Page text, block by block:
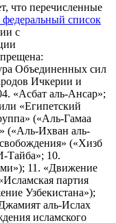
что перечисленные
список
с
Объединенных сил
Ичкерии и
«Асбат аль-Ансар»;
«Египетский
(«Аль-Гамаа
(«Аль-Ихван аль-
(«Хизб
Тайба»; 10.
11. «Движение
партия
Узбекистана»);
аль-Ислах
исламского